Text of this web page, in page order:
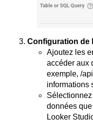
Configuration de
Ajoutez les
accéder aux
exemple, /
informations
données
Looker